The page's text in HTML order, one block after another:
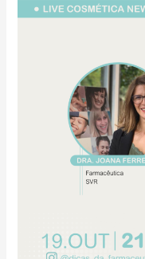
FACIAIS: